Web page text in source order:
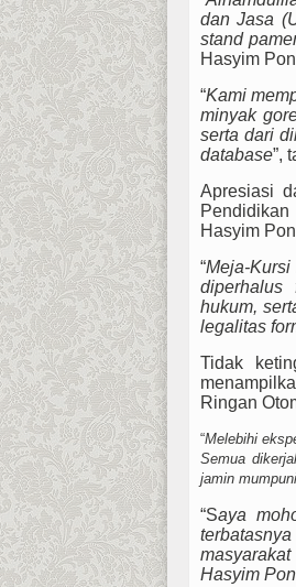
dan Jasa
stand
Hasyim
“Kami
minyak
serta dari
database”,
Apresiasi
Hasyim
“Meja-Kursi
diperhalus
hukum,
legalitas
Tidak
Ringan
“Melebihi
Semua
jamin
“Saya
Hasyim